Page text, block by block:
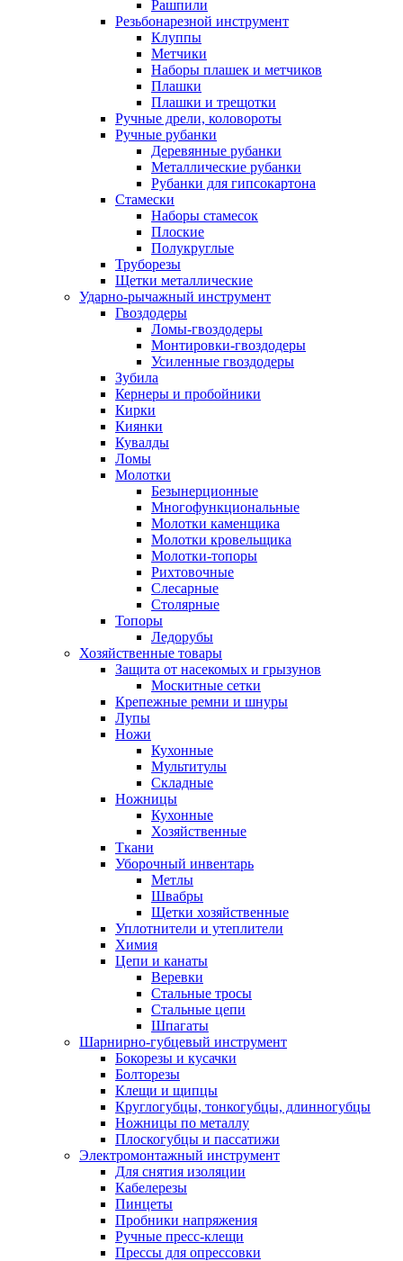
Рашпили
Резьбонарезной инструмент
Клуппы
Метчики
Наборы плашек и метчиков
Плашки
Плашки и трещотки
Ручные дрели, коловороты
Ручные рубанки
Деревянные рубанки
Металлические рубанки
Рубанки для гипсокартона
Стамески
Наборы стамесок
Плоские
Полукруглые
Труборезы
Щетки металлические
Ударно-рычажный инструмент
Гвоздодеры
Ломы-гвоздодеры
Монтировки-гвоздодеры
Усиленные гвоздодеры
Зубила
Кернеры и пробойники
Кирки
Киянки
Кувалды
Ломы
Молотки
Безынерционные
Многофункциональные
Молотки каменщика
Молотки кровельщика
Молотки-топоры
Рихтовочные
Слесарные
Столярные
Топоры
Ледорубы
Хозяйственные товары
Защита от насекомых и грызунов
Москитные сетки
Крепежные ремни и шнуры
Лупы
Ножи
Кухонные
Мультитулы
Складные
Ножницы
Кухонные
Хозяйственные
Ткани
Уборочный инвентарь
Метлы
Швабры
Щетки хозяйственные
Уплотнители и утеплители
Химия
Цепи и канаты
Веревки
Стальные тросы
Стальные цепи
Шпагаты
Шарнирно-губцевый инструмент
Бокорезы и кусачки
Болторезы
Клещи и щипцы
Круглогубцы, тонкогубцы, длинногубцы
Ножницы по металлу
Плоскогубцы и пассатижи
Электромонтажный инструмент
Для снятия изоляции
Кабелерезы
Пинцеты
Пробники напряжения
Ручные пресс-клещи
Прессы для опрессовки